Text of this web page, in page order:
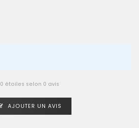
0 étoiles selon 0 avis
AJOUTER UN AVIS